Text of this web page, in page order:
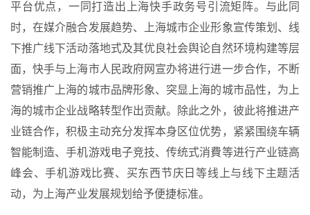
平台优点，一同打造出上海快手政务号引流矩阵。与此同
时，在媒介融合发展趋势、上海城市企业形象宣传策划、线
下推广线下活动落地式及其优良社会舆论自然环境构建等层
面，快手与上海市人民政府网宣办将进行进一步合作，不断
营销推广上海的城市品牌形象、突显上海的城市品性，为上
海的城市企业战略转型作出贡献。除此之外，彼此将推进产
业链合作，积极主动充分发挥本身区位优势，紧紧围绕车辆
智能制造、手机游戏电子竞技、传统式消費等进行产业链高
峰会、手机游戏比赛、买东西节庆日等线上与线下主题活
动，为上海产业发展规划给予便捷标准。